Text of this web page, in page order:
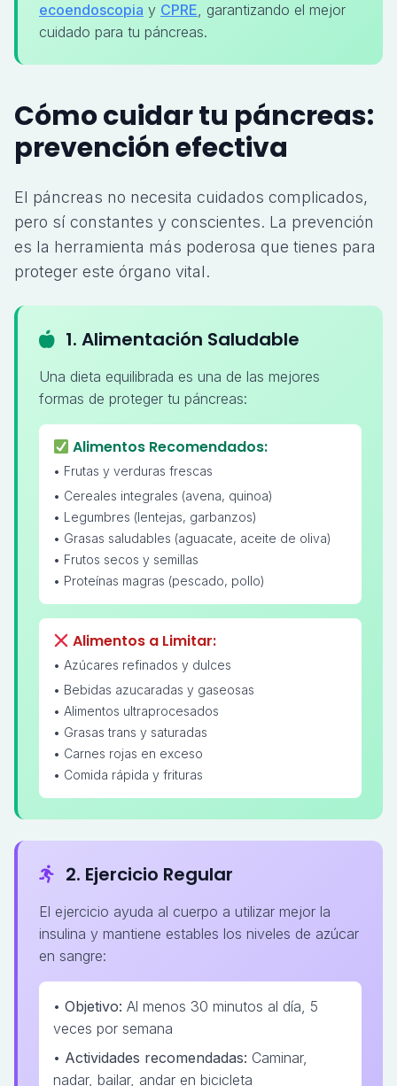
ecoendoscopia y CPRE, garantizando el mejor
cuidado para tu páncreas.
Cómo cuidar tu páncreas:
prevención efectiva
El páncreas no necesita cuidados complicados,
pero sí constantes y conscientes. La prevención
es la herramienta más poderosa que tienes para
proteger este órgano vital.
1. Alimentación Saludable
Una dieta equilibrada es una de las mejores
formas de proteger tu páncreas:
Alimentos Recomendados:
• Frutas y verduras frescas
• Cereales integrales (avena, quinoa)
• Legumbres (lentejas, garbanzos)
• Grasas saludables (aguacate, aceite de oliva)
• Frutos secos y semillas
• Proteínas magras (pescado, pollo)
Alimentos a Limitar:
• Azúcares refinados y dulces
• Bebidas azucaradas y gaseosas
• Alimentos ultraprocesados
• Grasas trans y saturadas
• Carnes rojas en exceso
• Comida rápida y frituras
2. Ejercicio Regular
El ejercicio ayuda al cuerpo a utilizar mejor la
insulina y mantiene estables los niveles de azúcar
en sangre:
• Objetivo: Al menos 30 minutos al día, 5
veces por semana
• Actividades recomendadas: Caminar,
nadar, bailar, andar en bicicleta